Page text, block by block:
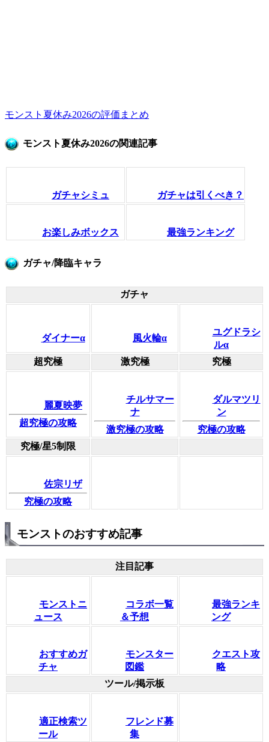
モンスト夏休み2026の評価まとめ
モンスト夏休み2026の関連記事
ガチャシミュ ガチャは引くべき？
お楽しみボックス 最強ランキング
ガチャ/降臨キャラ
ガチャ
ダイナーα 風火輪α
ユグドラシ
ルα
超究極
激究極 究極
麗夏映夢
超究極の攻略
チルサマー
ナ
激究極の攻略
ダルマツリ
ン
究極の攻略
究極/星5制限
佐宗リザ
究極の攻略
モンストのおすすめ記事
注目記事
モンストニ
ュース
コラボ一覧
＆予想
最強ランキ
ング
おすすめガ
チャ
モンスター
図鑑
クエスト攻
略
ツール/掲示板
適正検索ツ
ール
フレンド募
集